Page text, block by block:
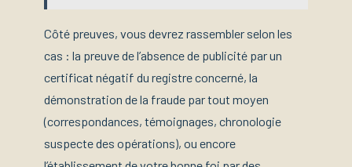
Côté preuves, vous devrez rassembler selon les
cas : la preuve de l’absence de publicité par un
certificat négatif du registre concerné, la
démonstration de la fraude par tout moyen
(correspondances, témoignages, chronologie
suspecte des opérations), ou encore